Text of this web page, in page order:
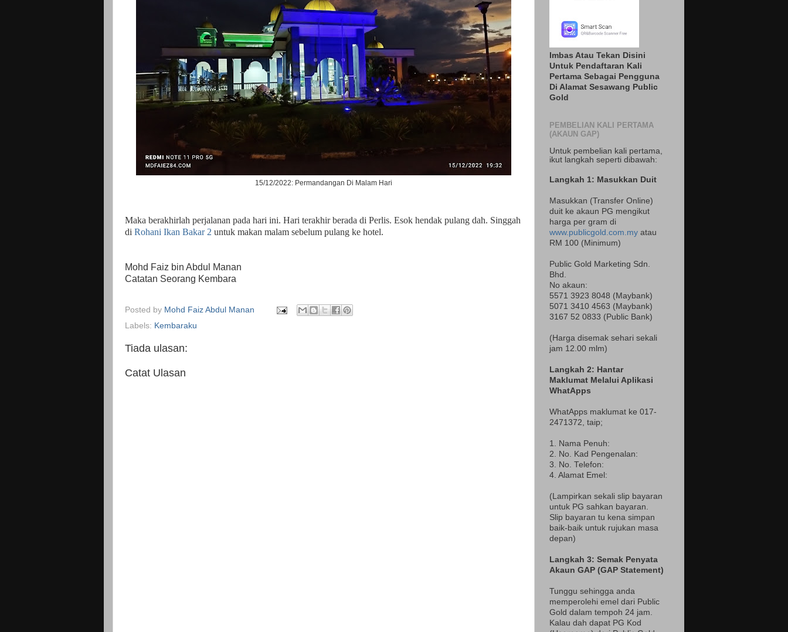
15/12/2022: Permandangan Di Malam Hari
Maka berakhirlah perjalanan pada hari ini. Hari terakhir berada di Perlis. Esok hendak pulang dah. Singgah
di Rohani Ikan Bakar 2 untuk makan malam sebelum pulang ke hotel.
Mohd Faiz bin Abdul Manan
Catatan Seorang Kembara
Posted by Mohd Faiz Abdul Manan
Labels: Kembaraku
Tiada ulasan:
Catat Ulasan
Imbas Atau Tekan Disini
Untuk Pendaftaran Kali
Pertama Sebagai Pengguna
Di Alamat Sesawang Public
Gold
PEMBELIAN KALI PERTAMA
(AKAUN GAP)
Untuk pembelian kali pertama,
ikut langkah seperti dibawah:
Langkah 1: Masukkan Duit
Masukkan (Transfer Online)
duit ke akaun PG mengikut
harga per gram di
www.publicgold.com.my atau
RM 100 (Minimum)
Public Gold Marketing Sdn.
Bhd.
No akaun:
5571 3923 8048 (Maybank)
5071 3410 4563 (Maybank)
3167 52 0833 (Public Bank)
(Harga disemak sehari sekali
jam 12.00 mlm)
Langkah 2: Hantar
Maklumat Melalui Aplikasi
WhatApps
WhatApps maklumat ke 017-
2471372 , taip;
1. Nama Penuh:
2. No. Kad Pengenalan:
3. No. Telefon:
4. Alamat Emel:
(Lampirkan sekali slip bayaran
untuk PG sahkan bayaran.
Slip bayaran tu kena simpan
baik-baik untuk rujukan masa
depan)
Langkah 3: Semak Penyata
Akaun GAP (GAP Statement)
Tunggu sehingga anda
memperolehi emel dari Public
Gold dalam tempoh 24 jam.
Kalau dah dapat PG Kod